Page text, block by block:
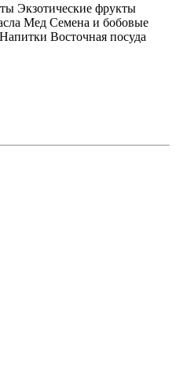
Экзотические фрукты
Мед Семена и бобовые
Напитки Восточная посуда